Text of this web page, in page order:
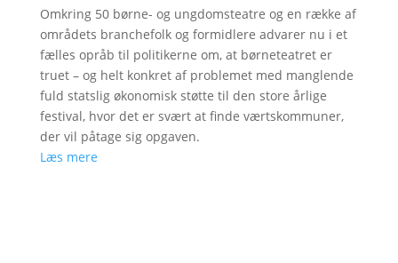
Omkring 50 børne- og ungdomsteatre og en række af
områdets branchefolk og formidlere advarer nu i et
fælles opråb til politikerne om, at børneteatret er
truet – og helt konkret af problemet med manglende
fuld statslig økonomisk støtte til den store årlige
festival, hvor det er svært at finde værtskommuner,
der vil påtage sig opgaven.
Læs mere